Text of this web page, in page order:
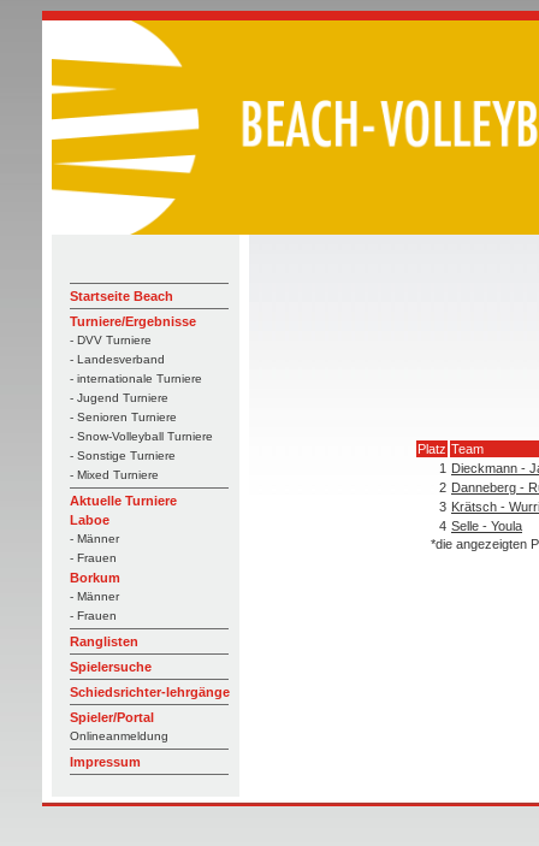
Startseite Beach
Turniere/Ergebnisse
- DVV Turniere
- Landesverband
- internationale Turniere
- Jugend Turniere
- Senioren Turniere
- Snow-Volleyball Turniere
- Sonstige Turniere
- Mixed Turniere
Aktuelle Turniere
Laboe
- Männer
- Frauen
Borkum
- Männer
- Frauen
Ranglisten
Spielersuche
Schiedsrichter-lehrgänge
Spieler/Portal
Onlineanmeldung
Impressum
Platz Team
1 Dieckmann -
2 Danneberg -
3 Krätsch -
4 Selle - Youla
*die angezeigten